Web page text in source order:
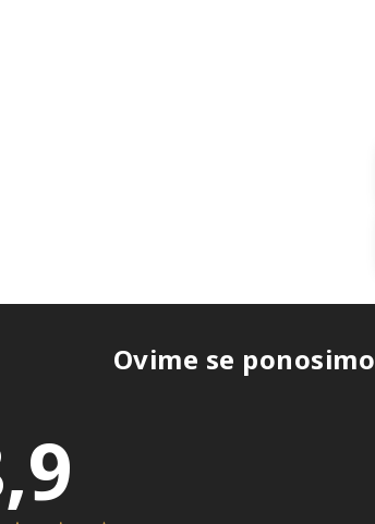
Ovime se ponosimo